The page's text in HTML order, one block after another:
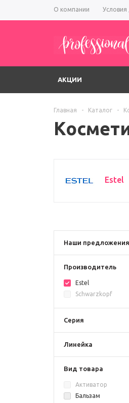
О компании Условия
АКЦИИ
Главная - Каталог -
Estel
Наши предложения
Производитель
Estel
Schwarzkopf
Серия
Линейка
Вид товара
Активатор
Бальзам